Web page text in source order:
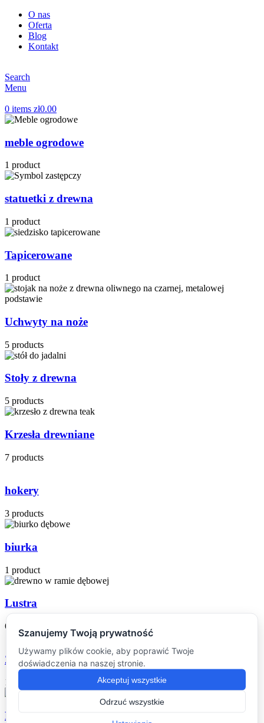
O nas
Oferta
Blog
Kontakt
Search
Menu
0 items zł0.00
meble ogrodowe
1 product
statuetki z drewna
1 product
Tapicerowane
1 product
Uchwyty na noże
5 products
Stoły z drewna
5 products
Krzesła drewniane
7 products
hokery
3 products
biurka
1 product
Lustra
6 products
Zegary ścienne
16 products
Deski do serwowania